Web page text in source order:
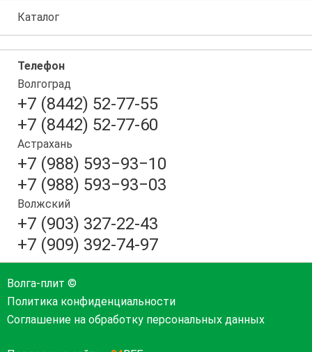
Каталог
Телефон
Волгоград
+7 (8442) 52-77-55
+7 (8442) 52-77-60
Астрахань
+7 (988) 593‒93‒10
+7 (988) 593‒93‒03
Волжский
+7 (903) 327-22-43
+7 (909) 392-74-97
Волга-плит ©
Политика конфиденциальности
Соглашение на обработку персональных данных